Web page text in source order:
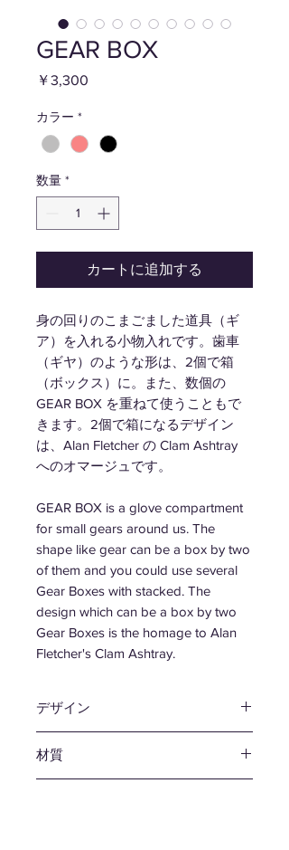
GEAR BOX
￥3,300
カラー *
数量 *
カートに追加する
身の回りのこまごました道具（ギ
ア）を入れる小物入れです。歯車
（ギヤ）のような形は、2個で箱
（ボックス）に。また、数個の
GEAR BOX を重ねて使うこともで
きます。2個で箱になるデザイン
は、Alan Fletcher の Clam Ashtray
へのオマージュです。
GEAR BOX is a glove compartment
for small gears around us. The
shape like gear can be a box by two
of them and you could use several
Gear Boxes with stacked. The
design which can be a box by two
Gear Boxes is the homage to Alan
Fletcher's Clam Ashtray.
デザイン
材質